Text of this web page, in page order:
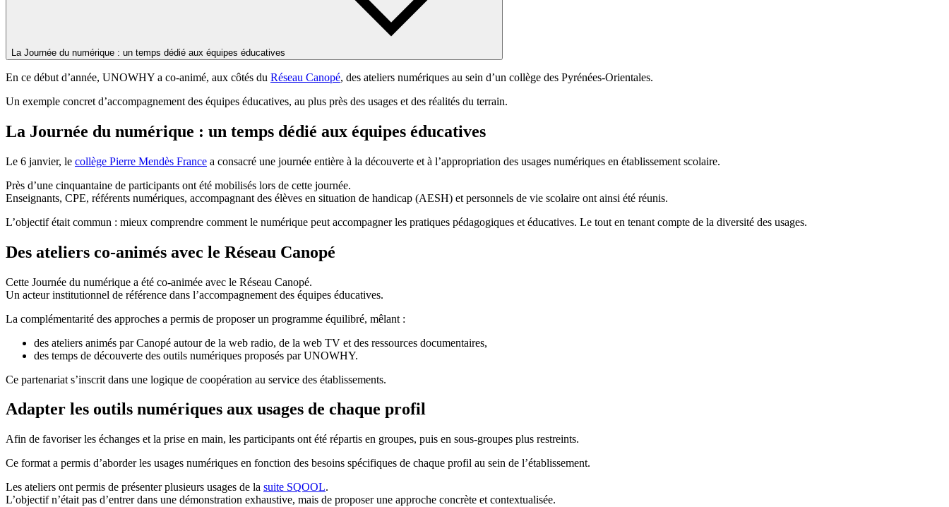
La Journée du numérique : un temps dédié aux équipes éducatives
En ce début d’année, UNOWHY a co-animé, aux côtés du Réseau Canopé, des ateliers numériques au sein d’un collège des Pyrénées-Orientales.
Un exemple concret d’accompagnement des équipes éducatives, au plus près des usages et des réalités du terrain.
La Journée du numérique : un temps dédié aux équipes éducatives
Le 6 janvier, le collège Pierre Mendès France a consacré une journée entière à la découverte et à l’appropriation des usages numériques en établissement scolaire.
Près d’une cinquantaine de participants ont été mobilisés lors de cette journée.
Enseignants, CPE, référents numériques, accompagnant des élèves en situation de handicap (AESH) et personnels de vie scolaire ont ainsi été réunis.
L’objectif était commun : mieux comprendre comment le numérique peut accompagner les pratiques pédagogiques et éducatives. Le tout en tenant compte de la diversité des usages.
Des ateliers co-animés avec le Réseau Canopé
Cette Journée du numérique a été co-animée avec le Réseau Canopé.
Un acteur institutionnel de référence dans l’accompagnement des équipes éducatives.
La complémentarité des approches a permis de proposer un programme équilibré, mêlant :
des ateliers animés par Canopé autour de la web radio, de la web TV et des ressources documentaires,
des temps de découverte des outils numériques proposés par UNOWHY.
Ce partenariat s’inscrit dans une logique de coopération au service des établissements.
Adapter les outils numériques aux usages de chaque profil
Afin de favoriser les échanges et la prise en main, les participants ont été répartis en groupes, puis en sous-groupes plus restreints.
Ce format a permis d’aborder les usages numériques en fonction des besoins spécifiques de chaque profil au sein de l’établissement.
Les ateliers ont permis de présenter plusieurs usages de la suite SQOOL.
L’objectif n’était pas d’entrer dans une démonstration exhaustive, mais de proposer une approche concrète et contextualisée.